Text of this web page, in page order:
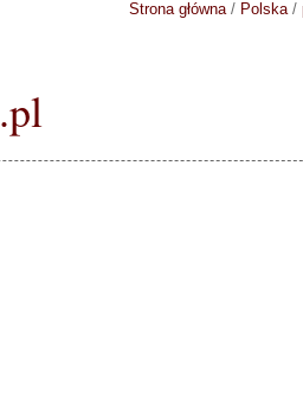
.pl
Strona główna/ Polska/